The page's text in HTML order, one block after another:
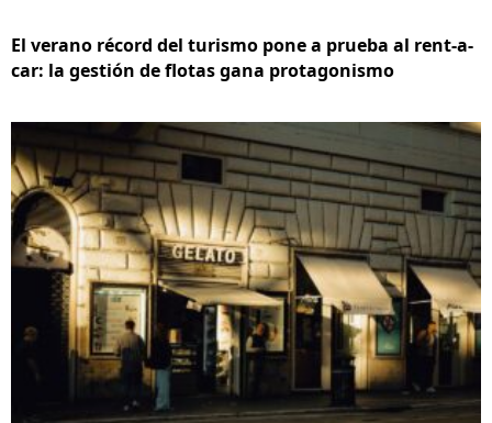
El verano récord del turismo pone a prueba al rent-a-
car: la gestión de flotas gana protagonismo